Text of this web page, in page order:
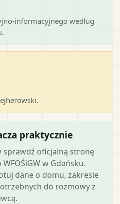
informacyjnego według
.
praktycznie
sprawdź oficjalną stronę
w Gdańsku.
dane o domu, zakresie
do rozmowy z